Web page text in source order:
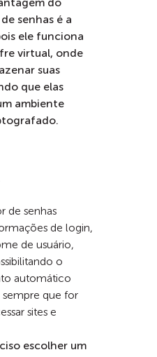
do
senhas é a
ele funciona
virtual, onde
suas
que elas
ambiente
de senhas
de login,
de usuário,
o
automático
sempre que for
sites e
escolher um